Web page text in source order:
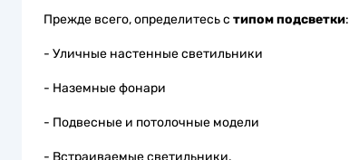
Прежде всего, определитесь с типом подсветки:
- Уличные настенные светильники
- Наземные фонари
- Подвесные и потолочные модели
- Встраиваемые светильники.